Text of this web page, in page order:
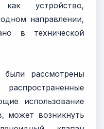
устройство,
направлении,
в технической
рассмотрены
использование
может возникнуть